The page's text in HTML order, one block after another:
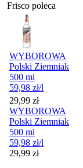
Frisco poleca
WYBOROWA
Polski Ziemniak
500 ml
59,98 zł/l
Cena
29,99 zł
WYBOROWA
Polski Ziemniak
500 ml
59,98 zł/l
Cena
29,99 zł